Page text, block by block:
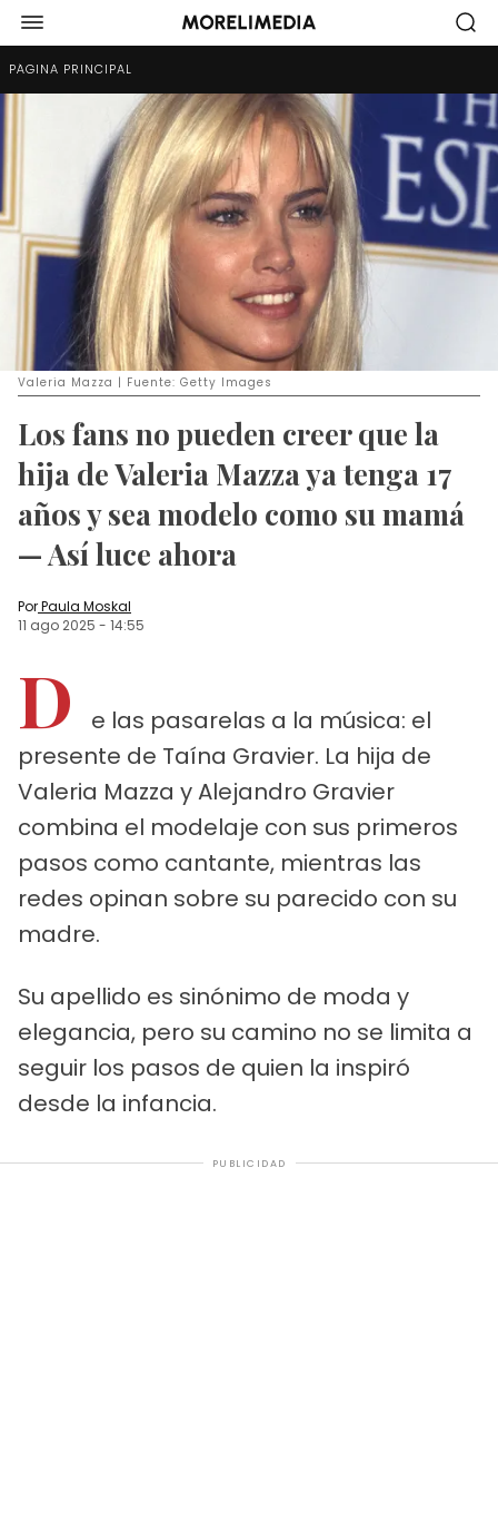
PÁGINA PRINCIPAL
Valeria Mazza | Fuente: Getty Images
Los fans no pueden creer que la
hija de Valeria Mazza ya tenga 17
años y sea modelo como su mamá
— Así luce ahora
PorPaula Moskal
11 ago 2025 - 14:55
D
e las pasarelas a la música: el
presente de Taína Gravier. La hija de
Valeria Mazza y Alejandro Gravier
combina el modelaje con sus primeros
pasos como cantante, mientras las
redes opinan sobre su parecido con su
madre.
Su apellido es sinónimo de moda y
elegancia, pero su camino no se limita a
seguir los pasos de quien la inspiró
desde la infancia.
PUBLICIDAD